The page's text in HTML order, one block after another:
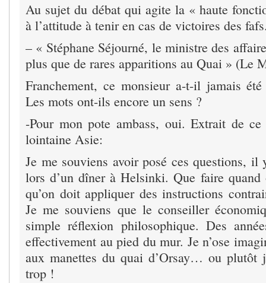
Au sujet du débat qui agite la « haute
à l’attitude à tenir en cas de victoires des
– « Stéphane Séjourné, le ministre des
plus que de rares apparitions au Quai » (Le
Franchement, ce monsieur a-t-il jamais
Les mots ont-ils encore un sens ?
-Pour mon pote ambass, oui. Extrait de ce
lointaine Asie:
Je me souviens avoir posé ces questions, il
lors d’un dîner à Helsinki. Que faire
qu’on doit appliquer des instructions
Je me souviens que le conseiller
simple réflexion philosophique. Des
effectivement au pied du mur. Je n’ose
aux manettes du quai d’Orsay… ou plutôt
trop !